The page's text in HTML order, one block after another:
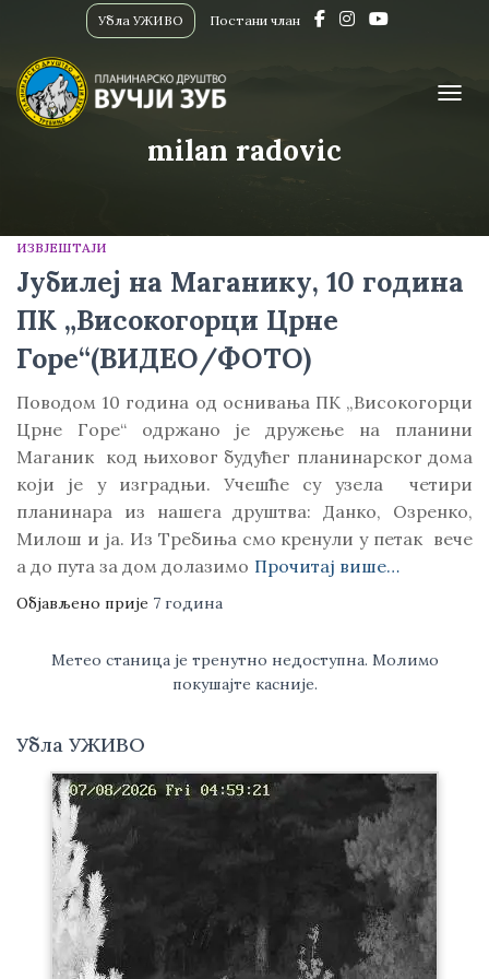
Убла УЖИВО Постани члан
milan radovic
ИЗВЈЕШТАЈИ
Јубилеј на Маганику, 10 година
ПК „Високогорци Црне
Горе“(ВИДЕО/ФОТО)
Поводом 10 година од оснивања ПK „Високогорци
Црне Горе“ одржано је дружење на планини
Маганик код њиховог будућег планинарског дома
који је у изградњи. Учешће су узела четири
планинара из нашега друштва: Данко, Озренко,
Милош и ја. Из Требиња смо кренули у петак вече
а до пута за дом долазимо Прочитај више…
Објављено прије 7 година
Метео станица је тренутно недоступна. Молимо
покушајте касније.
Убла УЖИВО